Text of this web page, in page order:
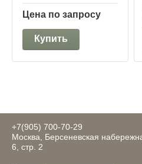
Цена по запросу
Купить
+7(905) 700-70-29
Москва, Берсеневская
6, стр. 2